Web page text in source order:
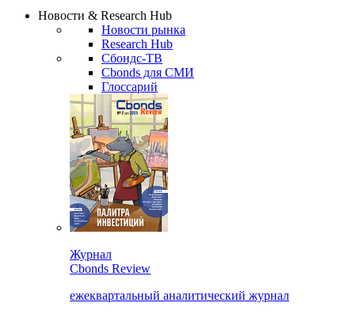
Новости & Research Hub
Новости рынка
Research Hub
Сбондс-ТВ
Cbonds для СМИ
Глоссарий
Журнал
Cbonds Review
ежеквартальный аналитический журнал